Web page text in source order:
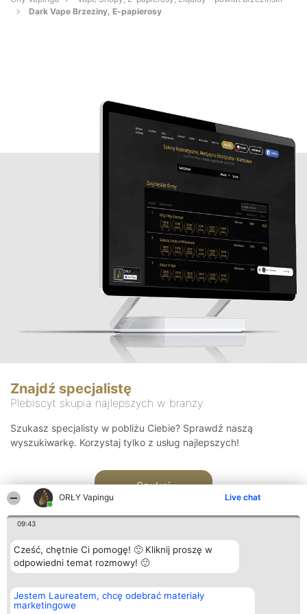
ORŁY Vapingu Live chat
09:43
Cześć, chętnie Ci pomogę! 🙂 Kliknij proszę w
odpowiedni temat rozmowy! 🙂
Jestem Laureatem, chcę odebrać materiały
marketingowe
Dark Vape Brzeziny, E-papierosy
Znajdź specjalistę
Plebiscyt skupia najlepszych w branży
Szukasz specjalisty w pobliżu Ciebie? Sprawdź naszą
wyszukiwarkę. Korzystaj tylko z usług najlepszych!
Szukaj
Organizator plebiscytu
Bright Side Solutions sp. z o.
o. sp. k.
Plebiscyt
Laureaci
Kontakt
Kontakt